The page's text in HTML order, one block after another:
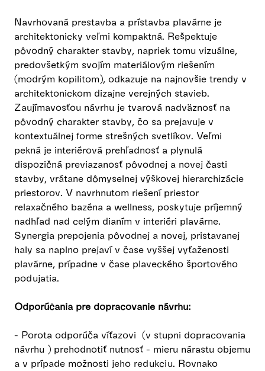
Navrhovaná prestavba a prístavba plavárne je
architektonicky veľmi kompaktná. Rešpektuje
pôvodný charakter stavby, napriek tomu vizuálne,
predovšetkým svojím materiálovým riešením
(modrým kopilitom), odkazuje na najnovšie trendy v
architektonickom dizajne verejných stavieb.
Zaujímavosťou návrhu je tvarová nadväznosť na
pôvodný charakter stavby, čo sa prejavuje v
kontextuálnej forme strešných svetlíkov. Veľmi
pekná je interiérová prehľadnosť a plynulá
dispozičná previazanosť pôvodnej a novej časti
stavby, vrátane dômyselnej výškovej hierarchizácie
priestorov. V navrhnutom riešení priestor
relaxačného bazéna a wellness, poskytuje príjemný
nadhľad nad celým dianím v interiéri plavárne.
Synergia prepojenia pôvodnej a novej, pristavanej
haly sa naplno prejaví v čase vyššej vyťaženosti
plavárne, prípadne v čase plaveckého športového
podujatia.
Odporúčania pre dopracovanie návrhu:
- Porota odporúča víťazovi (v stupni dopracovania
návrhu ) prehodnotiť nutnosť - mieru nárastu objemu
a v prípade možnosti jeho redukciu. Rovnako